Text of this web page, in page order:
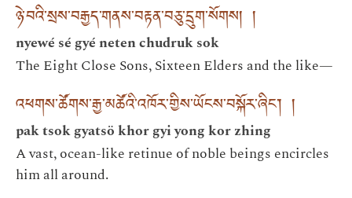
ཉེ་བའི་སྲས་བརྒྱད་གནས་བརྟན་བཅུ་དྲུག་སོགས། །
nyewé sé gyé neten chudruk sok
The Eight Close Sons, Sixteen Elders and the like—
འཕགས་ཚོགས་རྒྱ་མཚོའི་འཁོར་གྱིས་ཡོངས་བསྐོར་ཞིང་། །
pak tsok gyatsö khor gyi yong kor zhing
A vast, ocean-like retinue of noble beings encircles
him all around.